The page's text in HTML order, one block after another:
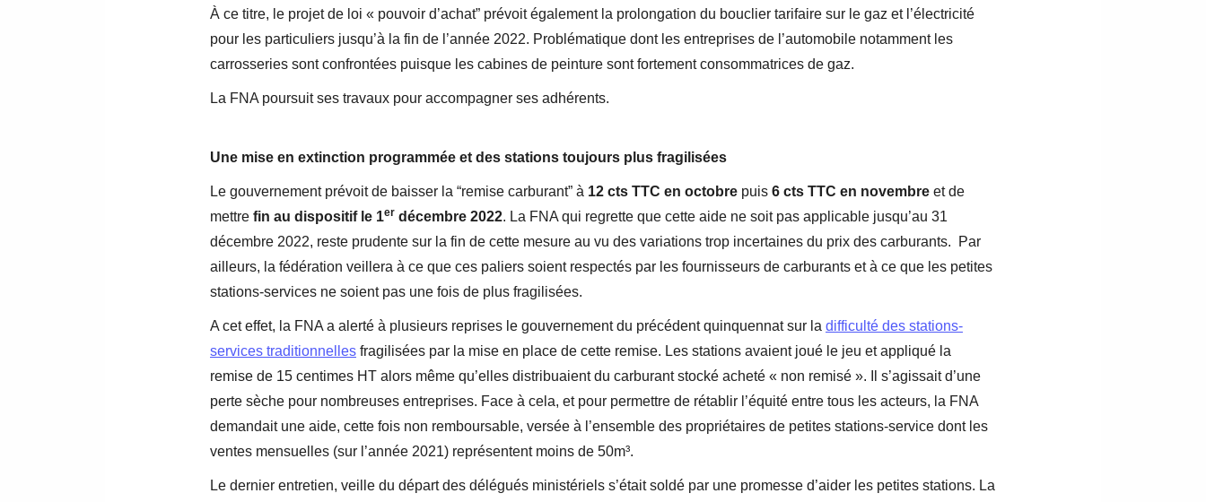
À ce titre, le projet de loi « pouvoir d’achat” prévoit également la prolongation du bouclier tarifaire sur le gaz et l’électricité
pour les particuliers jusqu’à la fin de l’année 2022. Problématique dont les entreprises de l’automobile notamment les
carrosseries sont confrontées puisque les cabines de peinture sont fortement consommatrices de gaz.
La FNA poursuit ses travaux pour accompagner ses adhérents.
Une mise en extinction programmée et des stations toujours plus fragilisées
Le gouvernement prévoit de baisser la “remise carburant” à 12 cts TTC en octobre puis 6 cts TTC en novembre et de
mettre fin au dispositif le 1er décembre 2022. La FNA qui regrette que cette aide ne soit pas applicable jusqu’au 31
décembre 2022, reste prudente sur la fin de cette mesure au vu des variations trop incertaines du prix des carburants. Par
ailleurs, la fédération veillera à ce que ces paliers soient respectés par les fournisseurs de carburants et à ce que les petites
stations-services ne soient pas une fois de plus fragilisées.
A cet effet, la FNA a alerté à plusieurs reprises le gouvernement du précédent quinquennat sur la difficulté des stations-
services traditionnelles fragilisées par la mise en place de cette remise. Les stations avaient joué le jeu et appliqué la
remise de 15 centimes HT alors même qu’elles distribuaient du carburant stocké acheté « non remisé ». Il s’agissait d’une
perte sèche pour nombreuses entreprises. Face à cela, et pour permettre de rétablir l’équité entre tous les acteurs, la FNA
demandait une aide, cette fois non remboursable, versée à l’ensemble des propriétaires de petites stations-service dont les
ventes mensuelles (sur l’année 2021) représentent moins de 50m³.
Le dernier entretien, veille du départ des délégués ministériels s’était soldé par une promesse d’aider les petites stations. La